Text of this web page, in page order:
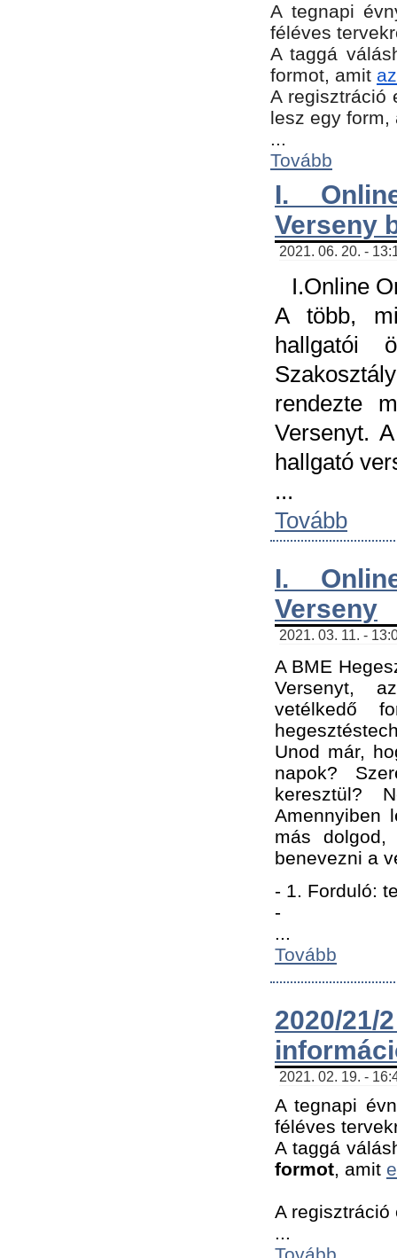
A tegnapi
féléves
A taggá
formot, amit
A regisztráció
lesz egy
...
Tovább
I.
Verseny
2021. 06. 20. -
I.Online
A több,
hallgatói
rendezte
Versenyt.
hallgató
...
Tovább
I.
Verseny
2021. 03. 11. -
A BME
Versenyt,
vetélkedő
Unod már,
napok?
keresztül?
Amennyiben
más
benevezni a
- 1. Forduló:
-
...
Tovább
2020/
2021. 02. 19. -
A tegnapi
féléves
A taggá
formot, amit
A
...